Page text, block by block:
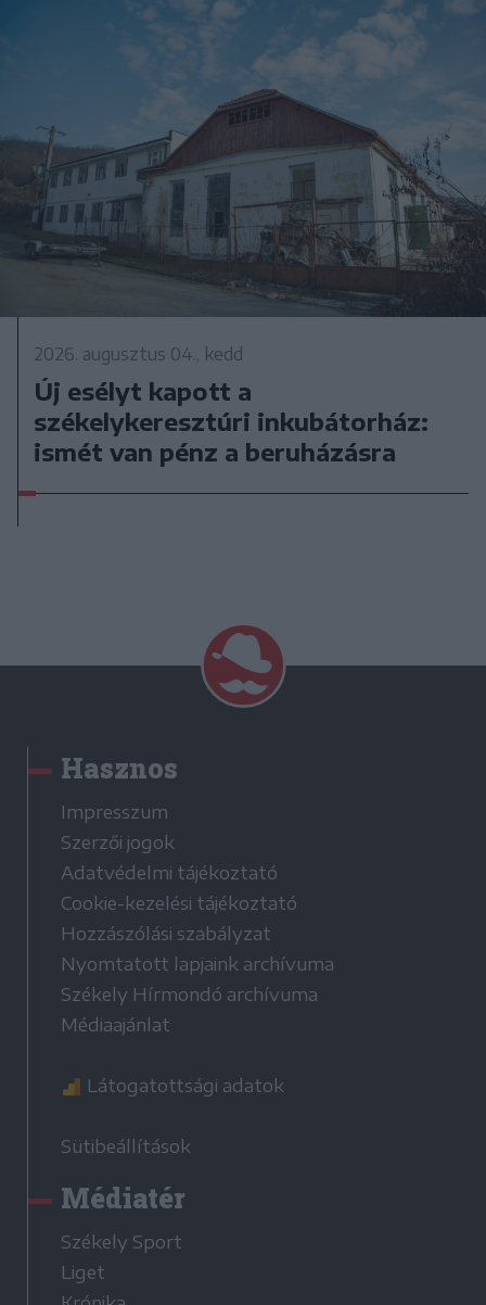
2026. augusztus 04., kedd
Új esélyt kapott a
székelykeresztúri inkubátorház:
ismét van pénz a beruházásra
Hasznos
Impresszum
Szerzői jogok
Adatvédelmi tájékoztató
Cookie-kezelési tájékoztató
Hozzászólási szabályzat
Nyomtatott lapjaink archívuma
Székely Hírmondó archívuma
Médiaajánlat
Látogatottsági adatok
Sütibeállítások
Médiatér
Székely Sport
Liget